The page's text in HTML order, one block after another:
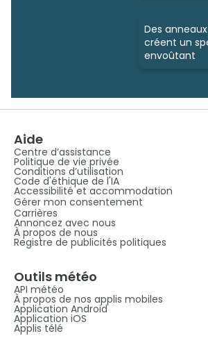
Des
créent un
envoûtant
Aide
Centre d’assistance
Politique de vie privée
Conditions d’utilisation
Code d'éthique de l'IA
Accessibilité et accommodation
Gérer mon consentement
Carrières
Annoncez avec nous
À propos de nous
Registre de publicités politiques
Outils météo
API météo
À propos de nos applis mobiles
Application Android
Application iOS
Applis télé